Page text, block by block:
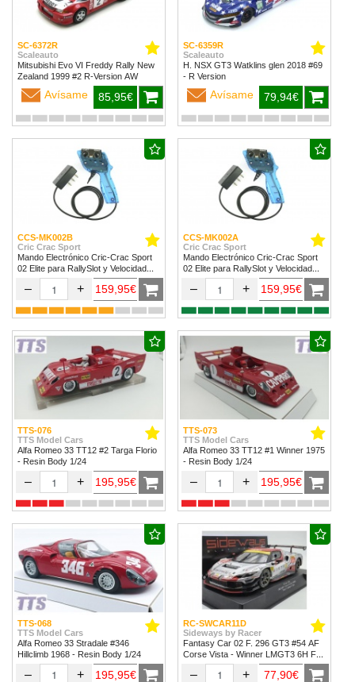
SC-6372R
Scaleauto
Mitsubishi Evo VI Freddy Rally New
Zealand 1999 #2 R-Version AW
Avísame 85,95€
SC-6359R
Scaleauto
H. NSX GT3 Watklins glen 2018 #69
- R Version
Avísame 79,94€
CCS-MK002B
Cric Crac Sport
Mando Electrónico Cric-Crac Sport
02 Elite para RallySlot y Velocidad
1/32 & 1/24.
– + 159,95€
CCS-MK002A
Cric Crac Sport
Mando Electrónico Cric-Crac Sport
02 Elite para RallySlot y Velocidad
1/32 & 1/24
– + 159,95€
TTS-076
TTS Model Cars
Alfa Romeo 33 TT12 #2 Targa Florio
- Resin Body 1/24
– + 195,95€
TTS-073
TTS Model Cars
Alfa Romeo 33 TT12 #1 Winner 1975
- Resin Body 1/24
– + 195,95€
TTS-068
TTS Model Cars
Alfa Romeo 33 Stradale #346
Hillclimb 1968 - Resin Body 1/24
– + 195,95€
RC-SWCAR11D
Sideways by Racer
Fantasy Car 02 F. 296 GT3 #54 AF
Corse Vista - Winner LMGT3 6H Fuji
– + 77,90€